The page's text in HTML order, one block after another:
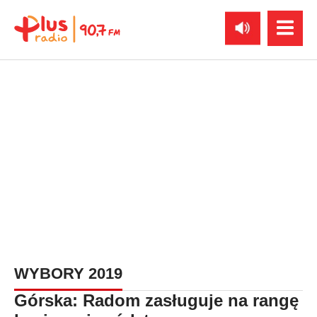
WYBORY 2019
Górska: Radom zasługuje na rangę